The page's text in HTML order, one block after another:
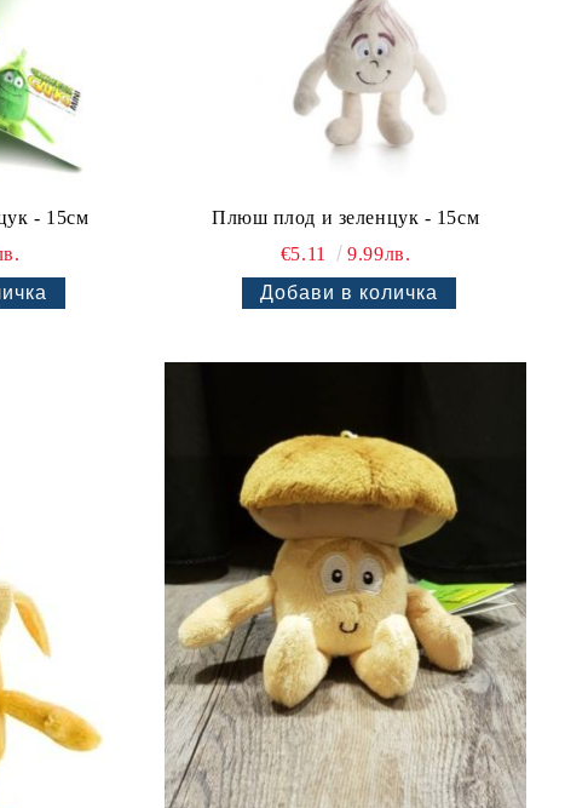
- 15см
Плюш плод и зеленцук - 15см
€5.11
9.99лв.